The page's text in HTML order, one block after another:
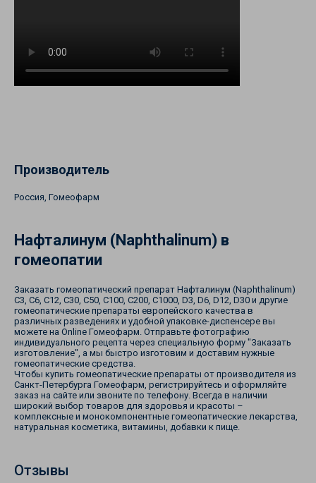
Производитель
Россия, Гомеофарм
Нафталинум (Naphthalinum) в
гомеопатии
Заказать гомеопатический препарат Нафталинум (Naphthalinum)
С3, С6, С12, С30, С50, С100, С200, С1000, D3, D6, D12, D30 и другие
гомеопатические препараты европейского качества в
различных разведениях и удобной упаковке-диспенсере вы
можете на Online Гомеофарм. Отправьте фотографию
индивидуального рецепта через специальную форму "Заказать
изготовление", а мы быстро изготовим и доставим нужные
гомеопатические средства.
Чтобы купить гомеопатические препараты от производителя из
Санкт-Петербурга Гомеофарм, регистрируйтесь и оформляйте
заказ на сайте или звоните по телефону. Всегда в наличии
широкий выбор товаров для здоровья и красоты –
комплексные и монокомпонентные гомеопатические лекарства,
натуральная косметика, витамины, добавки к пище.
Отзывы